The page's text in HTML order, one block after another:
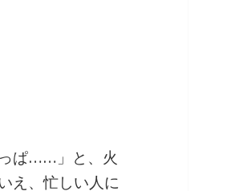
ぱ……」と、火
え、忙しい人に